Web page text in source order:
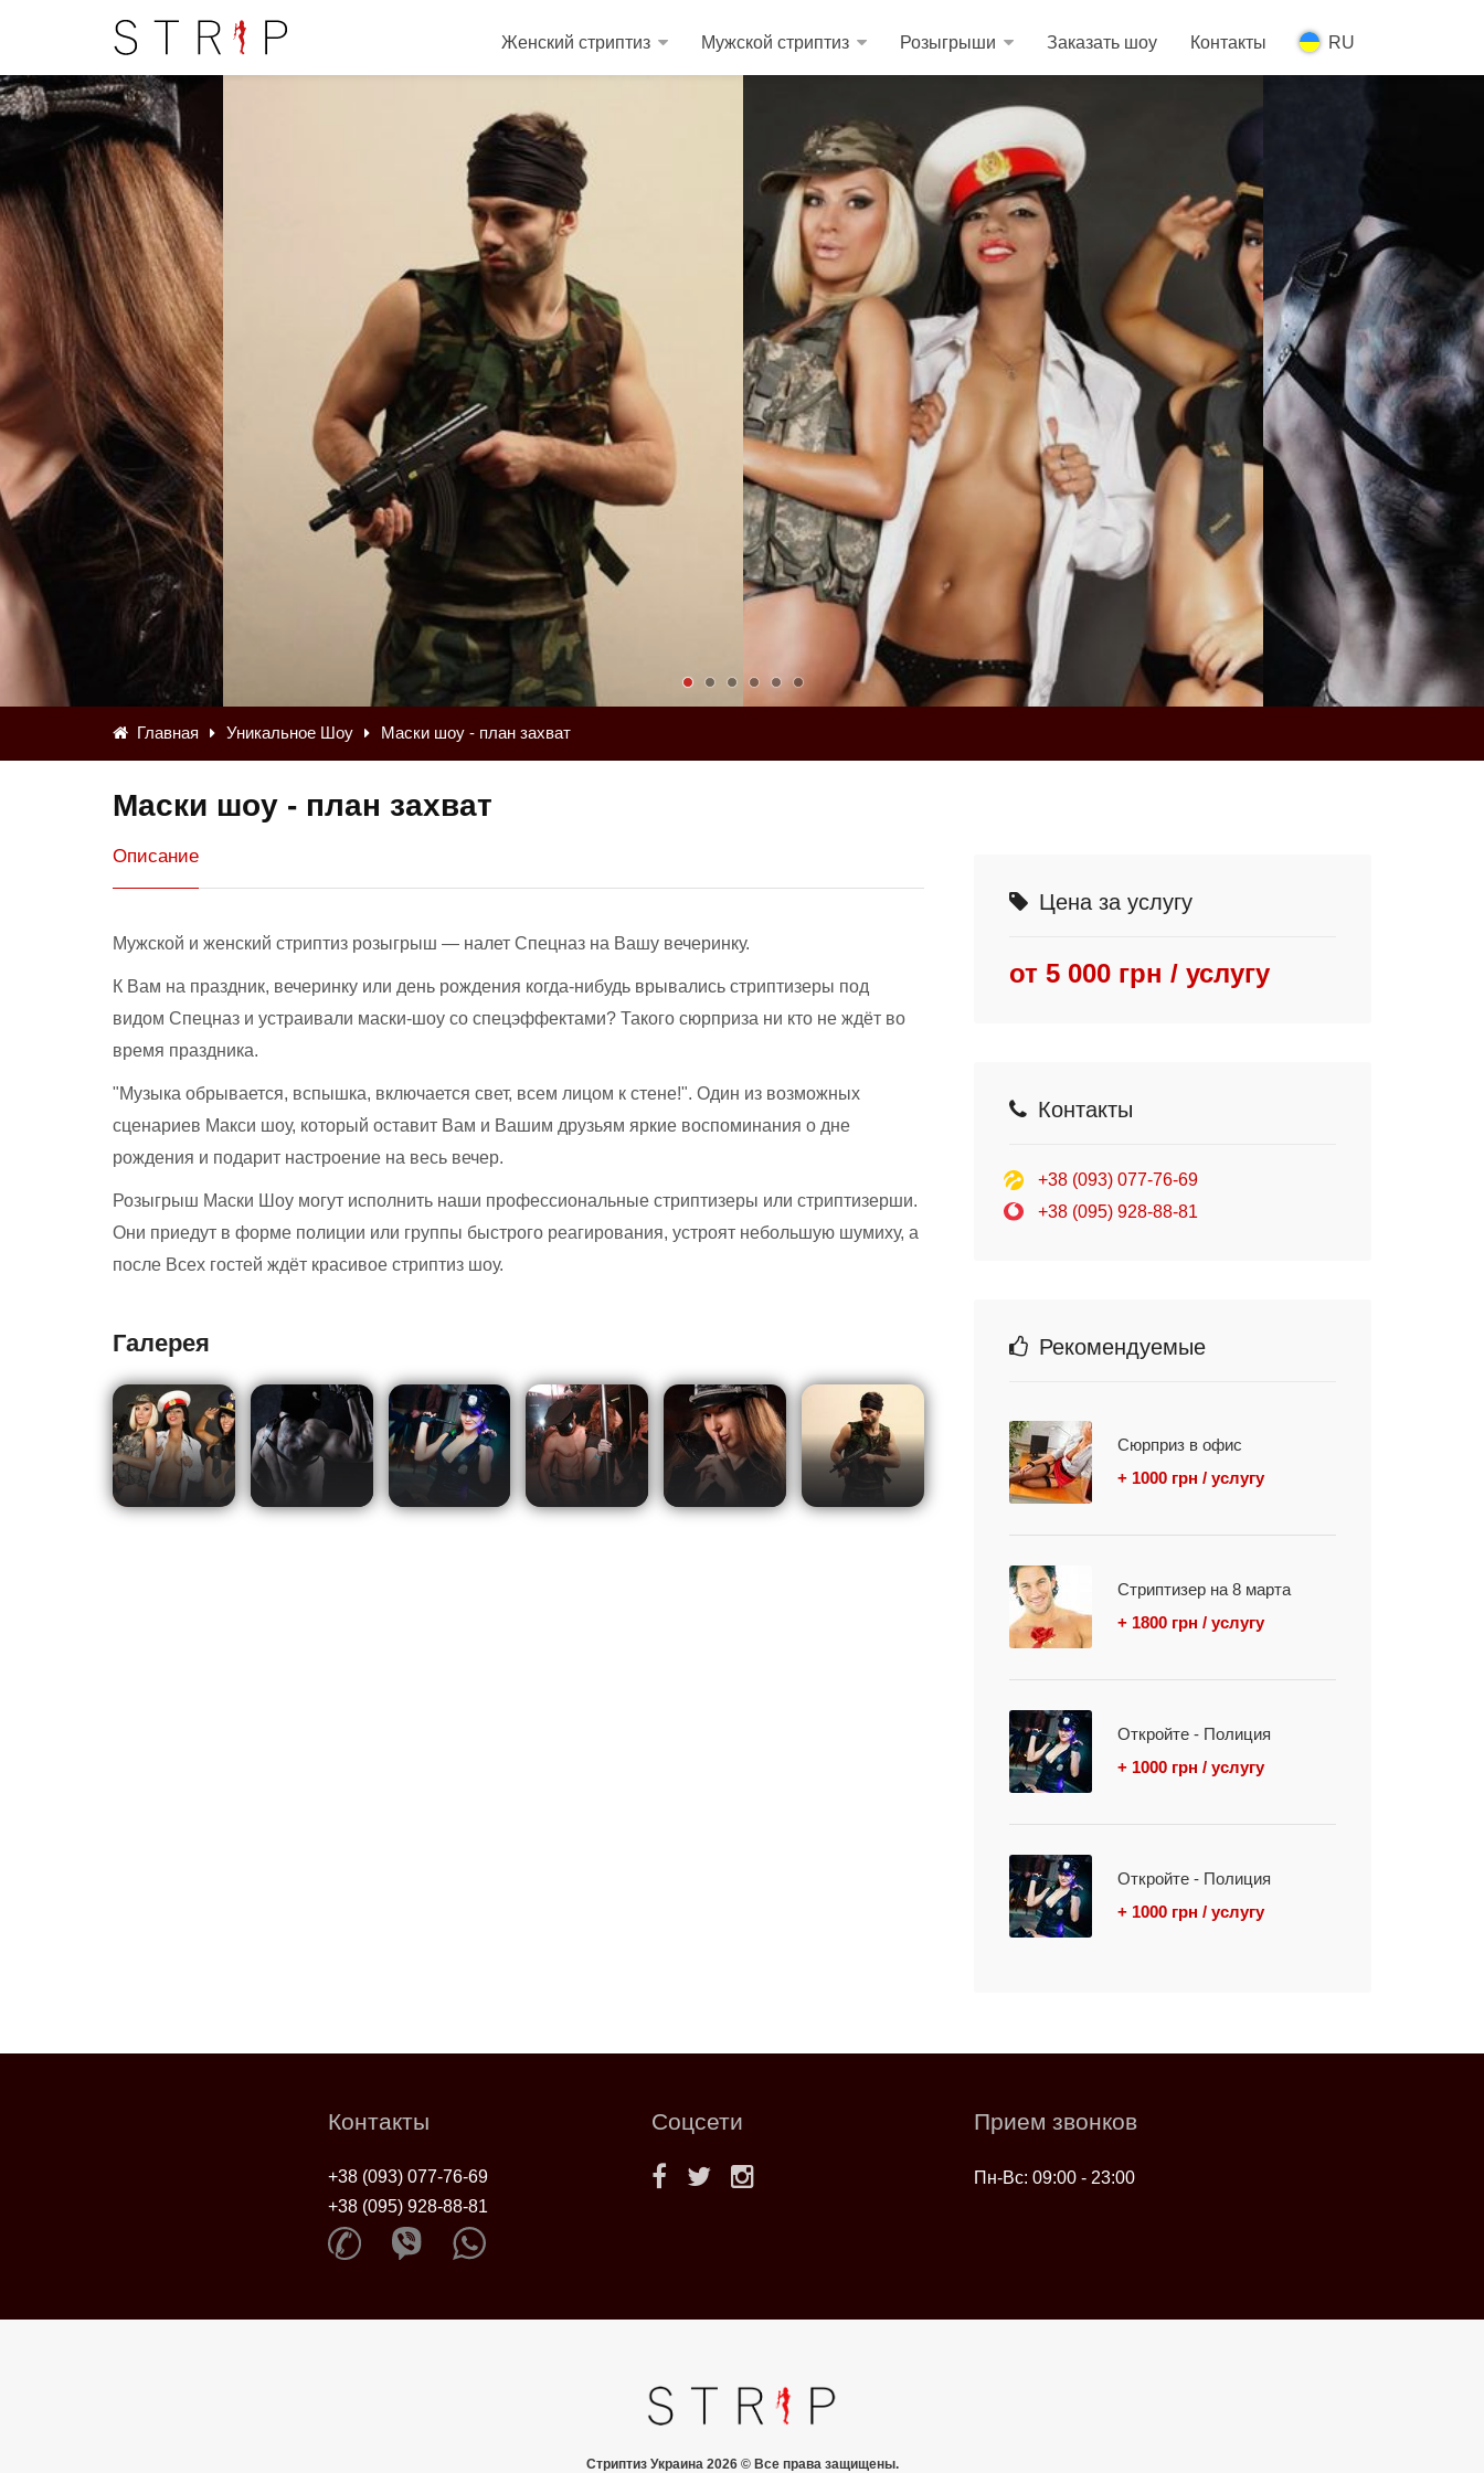
Женский стриптиз Мужской стриптиз Розыгрыши Заказать шоу Контакты RU
Главная Уникальное Шоу Маски шоу - план захват
Маски шоу - план захват
Описание
Мужской и женский стриптиз розыгрыш — налет Спецназ на Вашу вечеринку.
К Вам на праздник, вечеринку или день рождения когда-нибудь врывались стриптизеры под
видом Спецназ и устраивали маски-шоу со спецэффектами? Такого сюрприза ни кто не ждёт во
время праздника.
"Музыка обрывается, вспышка, включается свет, всем лицом к стене!". Один из возможных
сценариев Макси шоу, который оставит Вам и Вашим друзьям яркие воспоминания о дне
рождения и подарит настроение на весь вечер.
Розыгрыш Маски Шоу могут исполнить наши профессиональные стриптизеры или стриптизерши.
Они приедут в форме полиции или группы быстрого реагирования, устроят небольшую шумиху, а
после Всех гостей ждёт красивое стриптиз шоу.
Галерея
Цена за услугу
от 5 000 грн / услугу
Контакты
+38 (093) 077-76-69
+38 (095) 928-88-81
Рекомендуемые
Сюрприз в офис
+ 1000 грн / услугу
Стриптизер на 8 марта
+ 1800 грн / услугу
Откройте - Полиция
+ 1000 грн / услугу
Откройте - Полиция
+ 1000 грн / услугу
Контакты
+38 (093) 077-76-69
+38 (095) 928-88-81
Соцсети Прием звонков
Пн-Вс: 09:00 - 23:00
Стриптиз Украина 2026 © Все права защищены.